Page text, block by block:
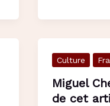
pour
« El
grito »
en
France
Culture
Miguel
de cet